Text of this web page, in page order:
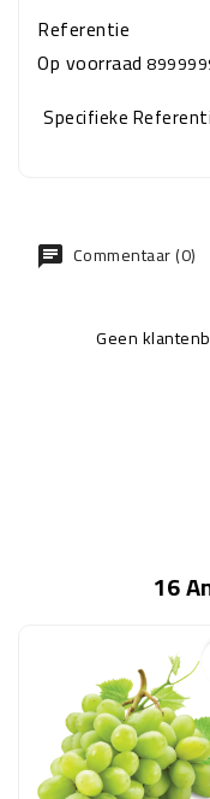
Referentie
Op voorraad
Specifieke
Commentaar (0)
Geen
16